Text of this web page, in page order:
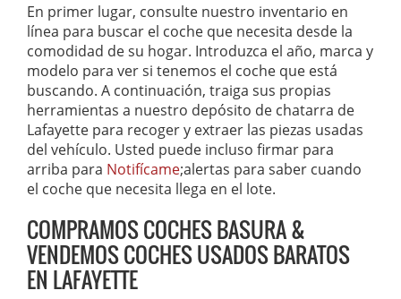
En primer lugar, consulte nuestro inventario en
línea para buscar el coche que necesita desde la
comodidad de su hogar. Introduzca el año, marca y
modelo para ver si tenemos el coche que está
buscando. A continuación, traiga sus propias
herramientas a nuestro depósito de chatarra de
Lafayette para recoger y extraer las piezas usadas
del vehículo. Usted puede incluso firmar para
arriba para Notifícame;alertas para saber cuando
el coche que necesita llega en el lote.
COMPRAMOS COCHES BASURA &
VENDEMOS COCHES USADOS BARATOS
EN LAFAYETTE